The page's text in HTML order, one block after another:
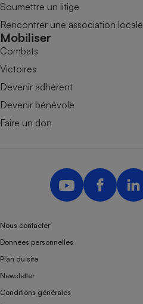
Soumettre un litige
Rencontrer une association locale
Mobiliser
Combats
Victoires
Devenir adhérent
Devenir bénévole
Faire un don
Nous contacter
Données personnelles
Plan du site
Newsletter
Conditions générales